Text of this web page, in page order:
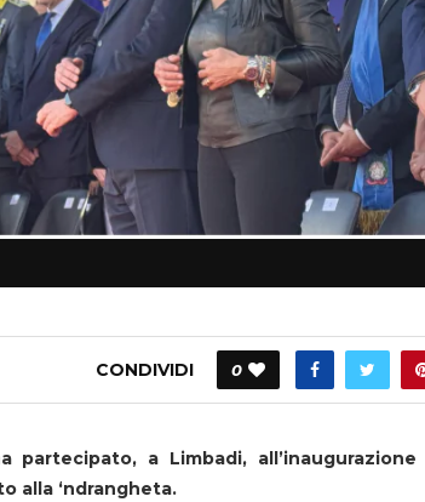
CONDIVIDI 0
partecipato, a Limbadi,
alla ‘ndrangheta.